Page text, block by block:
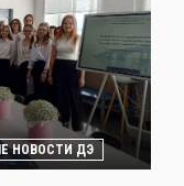
НОВОСТИ ДЭ